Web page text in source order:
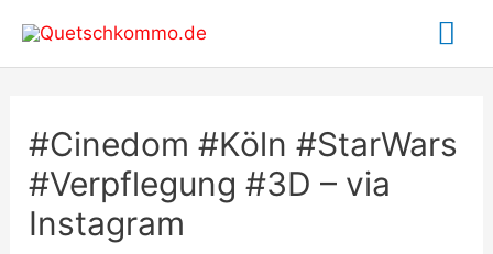
Inhalt
#Cinedom #Köln #StarWars
#Verpflegung #3D – via
Instagram